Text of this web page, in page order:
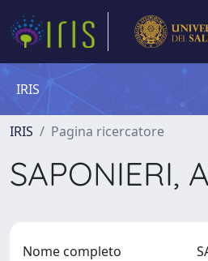
IRIS
IRIS Pagina ricercatore
SAPONIERI,
Nome completo